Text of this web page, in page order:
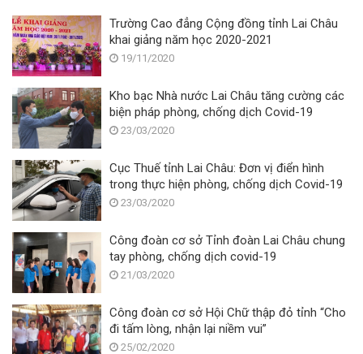
Trường Cao đẳng Cộng đồng tỉnh Lai Châu
khai giảng năm học 2020-2021
19/11/2020
Kho bạc Nhà nước Lai Châu tăng cường các
biện pháp phòng, chống dịch Covid-19
23/03/2020
Cục Thuế tỉnh Lai Châu: Đơn vị điển hình
trong thực hiện phòng, chống dịch Covid-19
23/03/2020
Công đoàn cơ sở Tỉnh đoàn Lai Châu chung
tay phòng, chống dịch covid-19
21/03/2020
Công đoàn cơ sở Hội Chữ thập đỏ tỉnh “Cho
đi tấm lòng, nhận lại niềm vui”
25/02/2020